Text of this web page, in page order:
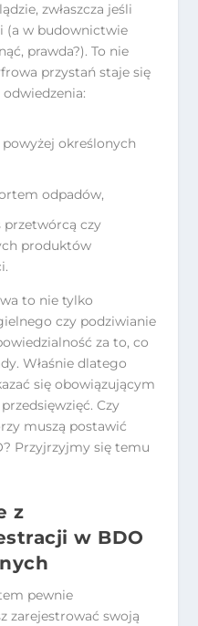
zwłaszcza jeśli
(a w budownictwie
prawda?). To nie
przystań staje się
określonych
odpadów,
przetwórcą czy
produktów
to nie tylko
czy podziwianie
za to, co
Właśnie dlatego
się obowiązującym
Czy
muszą postawić
Przyjrzyjmy się temu
z
w BDO
pewnie
zarejestrować swoją